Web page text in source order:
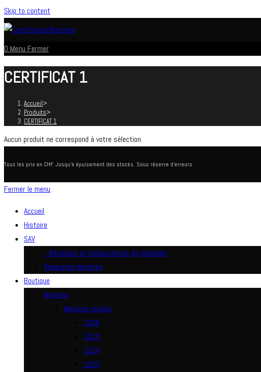
Skip to content
0 Menu Fermer
CERTIFICAT 1
Accueil>
Produits>
CERTIFICAT 1
Aucun produit ne correspond à votre sélection.
Tous les prix en CHF. Jusqu'à épuisement des stocks. Sous réserve d'erreurs.
Fermer le menu
Accueil
Histoire
SAV
…Révisions et restaurations de pendules
Réparation Montres
Boutique
Montres
Montres neuves
2026
2025
2024
2023